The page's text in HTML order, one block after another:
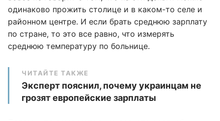
одинаково прожить столице и в каком-то селе и
районном центре. И если брать среднюю зарплату
по стране, то это все равно, что измерять
среднюю температуру по больнице.
ЧИТАЙТЕ ТАКЖЕ
Эксперт пояснил, почему украинцам не
грозят европейские зарплаты